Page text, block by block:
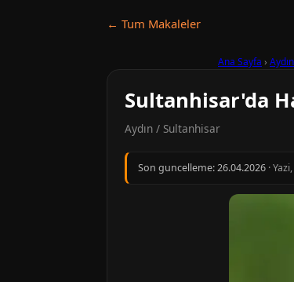
← Tum Makaleler
Ana Sayfa ›
Sultanhisar'da
Aydın / Sultanhisar
Son guncelleme:26.04.2026 ·